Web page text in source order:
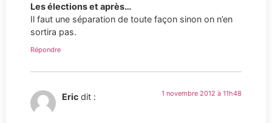
Les élections et après…
Il faut une séparation de toute façon sinon on n’en
sortira pas.
Répondre
Eric dit : 1 novembre 2012 à 11h48